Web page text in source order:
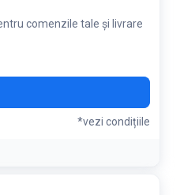
comenzile tale și livrare
*vezi condițiile